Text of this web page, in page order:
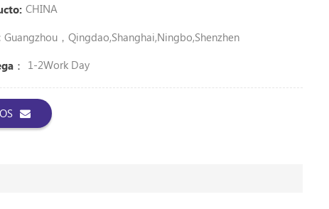
CHINA
Guangzhou，Qingdao,Shanghai,Ningbo,shenzhen
： 1-2Work Day